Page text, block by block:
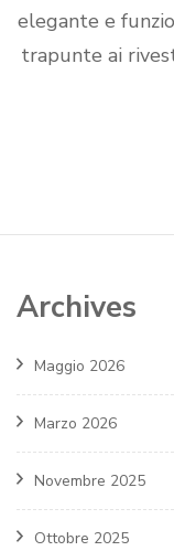
elegante e
trapunte ai
Archives
Maggio 2026
Marzo 2026
Novembre 2025
Ottobre 2025